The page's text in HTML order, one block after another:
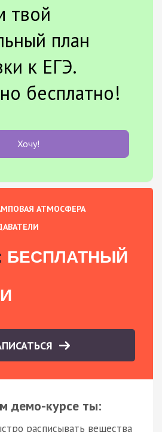
твой
план
к ЕГЭ.
бесплатно!
Хочу!
АТМОСФЕРА
БЕСПЛАТНЫЙ
демо-курсе ты:
расписывать вещества